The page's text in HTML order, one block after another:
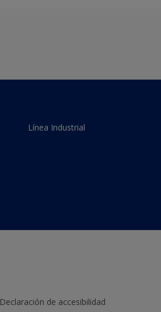
Línea Industrial
Declaración de accesibilidad